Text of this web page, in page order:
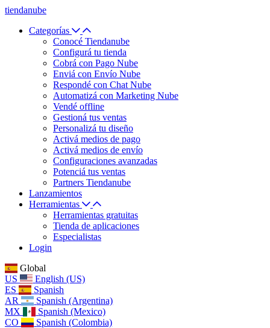
tiendanube
Categorías
Conocé Tiendanube
Configurá tu tienda
Cobrá con Pago Nube
Enviá con Envío Nube
Respondé con Chat Nube
Automatizá con Marketing Nube
Vendé offline
Gestioná tus ventas
Personalizá tu diseño
Activá medios de pago
Activá medios de envío
Configuraciones avanzadas
Potenciá tus ventas
Partners Tiendanube
Lanzamientos
Herramientas
Herramientas gratuitas
Tienda de aplicaciones
Especialistas
Login
Global
US
English (US)
ES
Spanish
AR
Spanish (Argentina)
MX
Spanish (Mexico)
CO
Spanish (Colombia)